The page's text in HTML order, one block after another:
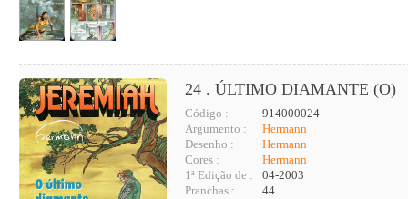
24 . ÚLTIMO DIAMANTE (O)
Código :
914000024
Argumento :
Hermann
Desenho :
Hermann
Cores :
Hermann
1ª Edição de :
04-2003
Pranchas :
44